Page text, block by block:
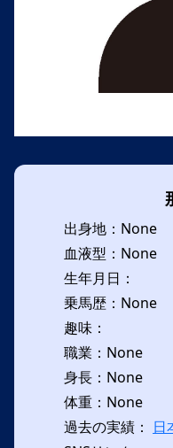
出身地：None
血液型：None
生年月日：
乗馬歴：None
趣味：
職業：None
身長：None
体重：None
過去の実績： 日